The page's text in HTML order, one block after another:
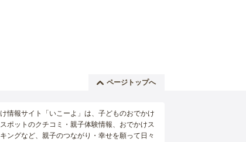
ページトップへ
情報サイト「いこーよ」は、子どものおでかけ
ポットのクチコミ・親子体験情報、おでかけス
ングなど、親子のつながり・幸せを願って日々